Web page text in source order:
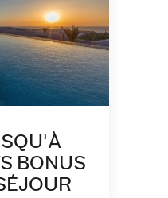
BONUS